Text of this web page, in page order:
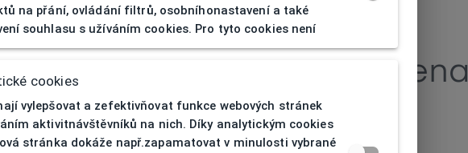
404 | Stránka nenalezena
na přání, ovládání filtrů, osobníhonastavení a také
souhlasu s užíváním cookies. Pro tyto cookies není
cookies
vylepšovat a zefektivňovat funkce webových stránek
aktivitnávštěvníků na nich. Díky analytickým cookies
stránka dokáže např.zapamatovat v minulosti vybrané